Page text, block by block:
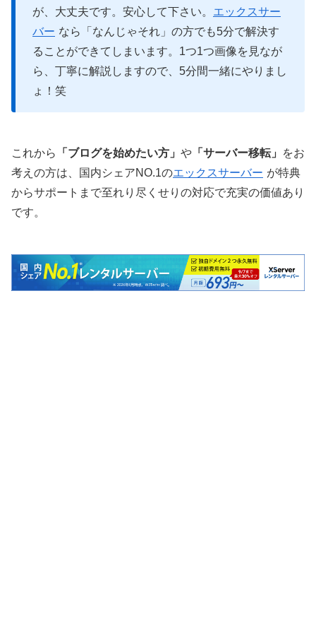
が、大丈夫です。安心して下さい。 エックスサー
バー なら「なんじゃそれ」の方でも5分で解決す
ることができてしまいます。 1つ1つ画像を見なが
ら、丁寧に解説しますので、5分間一緒にやりまし
ょ！笑
これから 「ブログを始めたい方」 や 「サーバー移転」
をお
考えの方は、国内シェアNO.1のエックスサーバー が特典
からサポートまで至れり尽くせりの対応で充実の価値あり
です。